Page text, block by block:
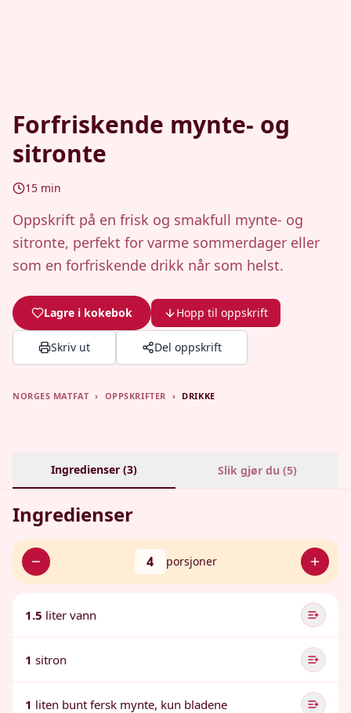
Forfriskende mynte- og
sitronte
15 min
Oppskrift på en frisk og smakfull mynte- og
sitronte, perfekt for varme sommerdager eller
som en forfriskende drikk når som helst.
Lagre i kokebok Hopp til oppskrift
Skriv ut Del oppskrift
NORGES MATFAT › OPPSKRIFTER › DRIKKE
Ingredienser (3) Slik gjør du (5)
Ingredienser
4 porsjoner
1.5 liter vann
1 sitron
1 liten bunt fersk mynte, kun bladene